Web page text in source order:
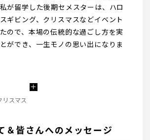
が留学した後期セメスターは、ハロ
ギビング、クリスマスなどイベント
ので、本場の伝統的な過ごし方を実
ができ、一生モノの思い出になりま
リスマス
＆皆さんへのメッセージ